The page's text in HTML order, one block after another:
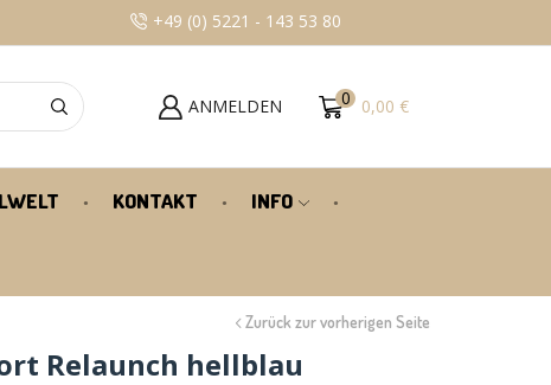
+49 (0) 5221 - 143 53 80
ANMELDEN 0 0,00 €
KONTAKT INFO
Zurück zur vorherigen Seite
Relaunch hellblau